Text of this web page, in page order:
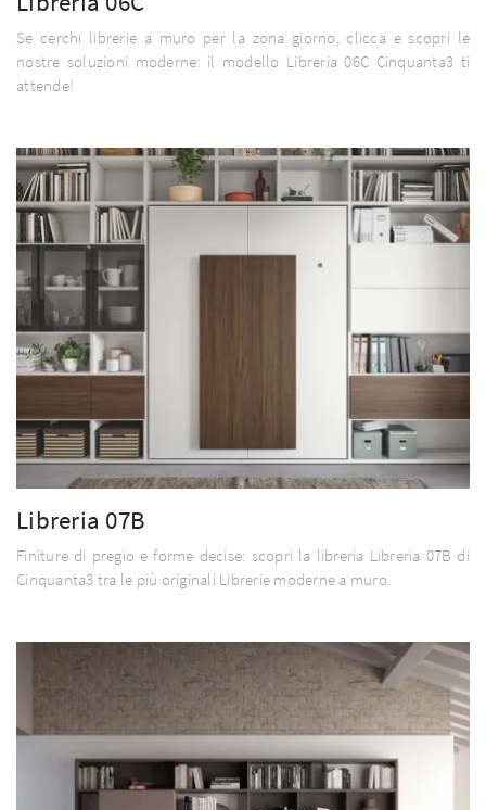
Se cerchi librerie a muro per la zona giorno, clicca e scopri le
nostre soluzioni moderne: il modello Libreria 06C Cinquanta3 ti
attende!
Libreria 07B
Finiture di pregio e forme decise: scopri la libreria Libreria 07B di
Cinquanta3 tra le più originali Librerie moderne a muro.